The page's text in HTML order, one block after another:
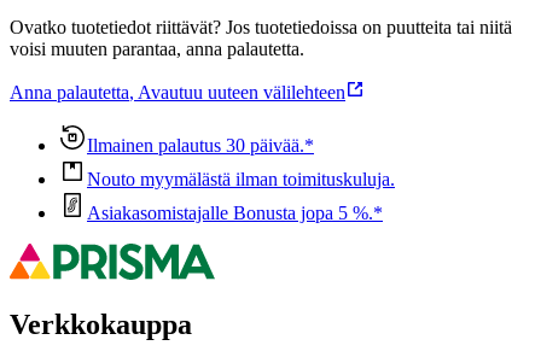
Ovatko tuotetiedot riittävät? Jos tuotetiedoissa on puutteita tai niitä
voisi muuten parantaa, anna palautetta.
Anna palautetta, Avautuu uuteen välilehteen
Ilmainen palautus 30 päivää.*
Nouto myymälästä ilman toimituskuluja.
Asiakasomistajalle Bonusta jopa 5 %.*
Verkkokauppa